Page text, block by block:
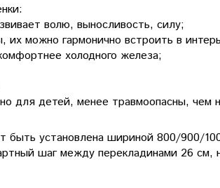
волю, выносливость, силу;
их можно гармонично встроить в
холодного железа;
для детей, менее травмоопасны, чем
быть установлена шириной 800/900/
шаг между перекладинами 26 см,